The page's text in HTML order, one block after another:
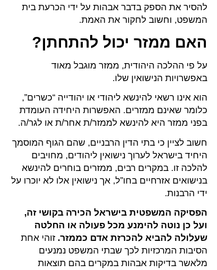
להסיר את הספק בדבר אבהות על ידי הכרעת בית
המשפט, וחשוב לחקור את האמת.
האם ממזר יכול להתחתן?
על פי ההלכה היהודית, ממזר מוגבל מאוד
באפשרויות הנישואין שלו.
הוא אינו רשאי להינשא ליהודי או יהודייה “כשרים”,
כלומר שאינם ממזרים. האפשרות היחידה העומדת
בפני ממזר היא להינשא לממזר/ת אחר/ת או לגר/ה.
חשוב לציין כי בתי הדין הרבניים, שהם הגוף המוסמך
היחיד בישראל לערוך נישואין ליהודים, מחויבים
להלכה זו. במקרים רבים, ממזרים בוחרים להינשא
בנישואים אזרחיים בחו”ל, אך נישואין אלו לא יוכרו על
ידי הרבנות.
הפסיקה המשפטית בישראל הכירה בקושי זה,
ועל כן נוטה להימנע מכל פעולה או החלטה
שעלולה להביא להכרזת אדם כממזר. זוהי אחת
הסיבות המרכזיות לכך שבתי המשפט נמנעים
מלאשר בדיקות אבהות במקרים בהם תוצאות